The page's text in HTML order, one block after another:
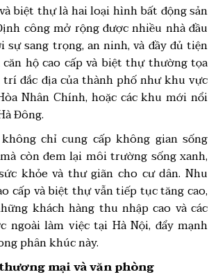
biệt thự là hai loại hình bất động sản
công mở rộng được nhiều nhà đầu
sang trọng, an ninh, và đầy đủ tiện
căn hộ cao cấp và biệt thự thường tọa
đắc địa của thành phố như khu vực
Nhân Chính, hoặc các khu mới nổi
Đông.
chỉ cung cấp không gian sống
còn đem lại môi trường sống xanh,
khỏe và thư giãn cho cư dân. Nhu
cấp và biệt thự vẫn tiếp tục tăng cao,
khách hàng thu nhập cao và các
ngoài làm việc tại Hà Nội, đẩy mạnh
phân khúc này.
mại và văn phòng